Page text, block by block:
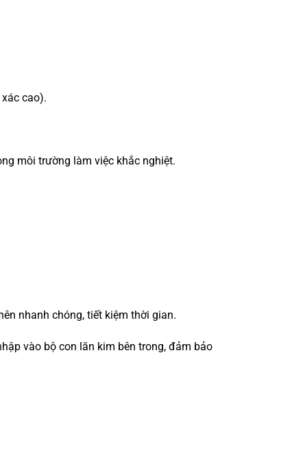
cao).
môi trường làm việc khắc nghiệt.
nhanh chóng, tiết kiệm thời gian.
vào bộ con lăn kim bên trong, đảm bảo